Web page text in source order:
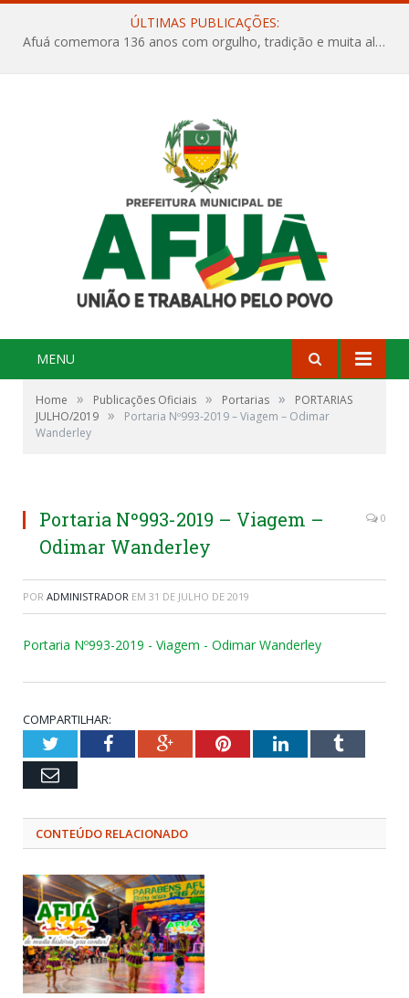
ÚLTIMAS PUBLICAÇÕES:
Afuá comemora 136 anos com orgulho, tradição e muita alegria na Quadra Dr. Nelson Salomão
MENU
Home » Publicações Oficiais » Portarias »
PORTARIAS
JULHO/2019 »
Portaria Nº993-2019 – Viagem – Odimar
Wanderley
Portaria Nº993-2019 – Viagem –
Odimar Wanderley
0
POR ADMINISTRADOR EM 31 DE JULHO DE 2019
Portaria Nº993-2019 - Viagem - Odimar Wanderley
COMPARTILHAR:
TwitterFacebookGoogle+PinterestLinkedInTumblr
Email
CONTEÚDO RELACIONADO